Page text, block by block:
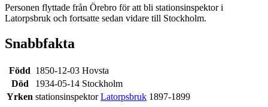
Personen flyttade från Örebro för att bli stationsinspektor i
Latorpsbruk och fortsatte sedan vidare till Stockholm.
Snabbfakta
Född 1850-12-03 Hovsta
Död
1934-05-14 Stockholm
Yrken stationsinspektorLatorpsbruk 1897-1899